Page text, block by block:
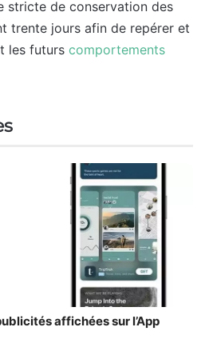
stricte de conservation des
trente jours afin de repérer et
les futurs comportements
affichées sur l’App